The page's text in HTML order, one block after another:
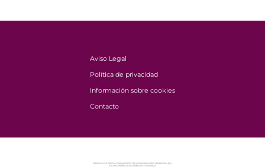
Aviso Legal
Política de privacidad
Información sobre cookies
Contacto